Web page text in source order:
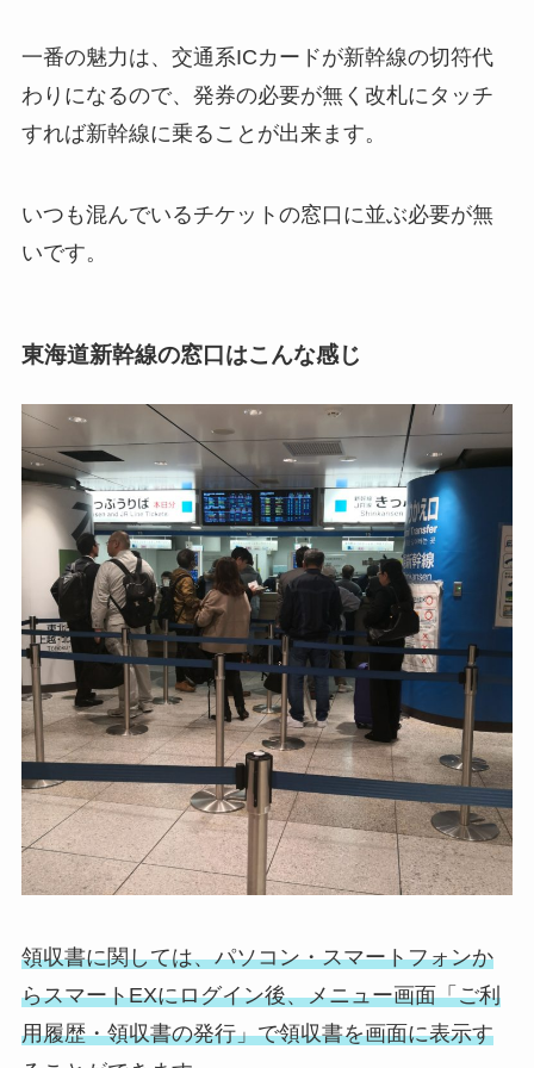
一番の魅力は、 交通系ICカードが新幹線の切符代
わりになるので、発券の必要が無く改札にタッチ
すれば新幹線に乗ることが出来ます。
いつも混んでいるチケットの窓口に並ぶ必要が無
いです。
東海道新幹線の窓口はこんな感じ
領収書に関しては、パソコン・スマートフォンか
らスマートEXにログイン後、メニュー画面「ご利
用履歴・領収書の発行」で領収書を画面に表示す